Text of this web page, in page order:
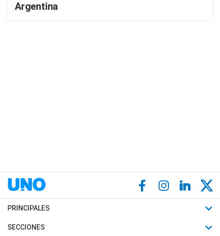
Argentina
PRINCIPALES
Últimas Noticias
SECCIONES